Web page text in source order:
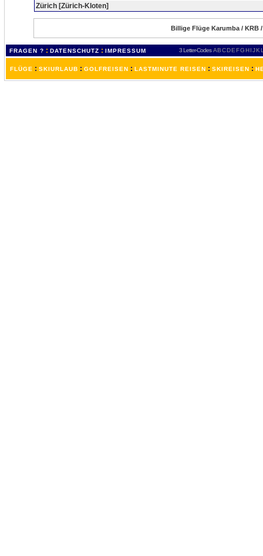
Zürich [Zürich-Kloten]
Billige Flüge Karumba / KRB
FRAGEN ? : DATENSCHUTZ : IMPRESSUM 3 Letter-Codes ABCDEFGH IJKL
FLÜGE : SKIURLAUB : GOLFREISEN : LASTMINUTE REISEN : SKIREISEN :